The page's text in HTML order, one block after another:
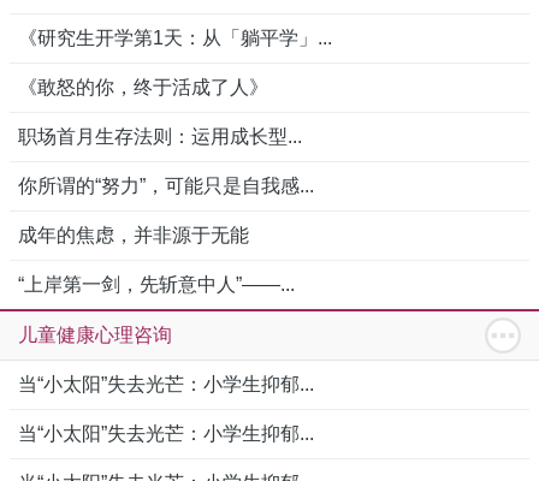
《研究生开学第1天：从「躺平学」...
《敢怒的你，终于活成了人》
职场首月生存法则：运用成长型...
你所谓的“努力”，可能只是自我感...
成年的焦虑，并非源于无能
“上岸第一剑，先斩意中人”——...
儿童健康心理咨询
当“小太阳”失去光芒：小学生抑郁...
当“小太阳”失去光芒：小学生抑郁...